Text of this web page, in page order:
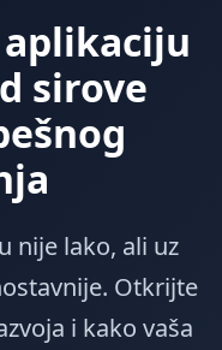
sirove
nije lako, ali uz
Otkrijte
i kako vaša